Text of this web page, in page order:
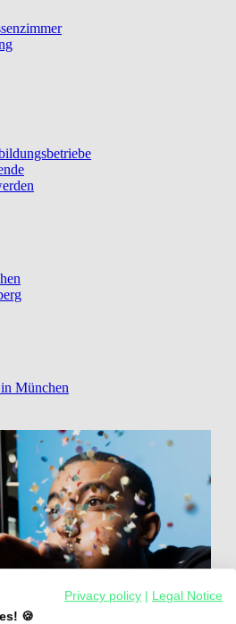
München
Privacy policy
Legal Notice
🍪